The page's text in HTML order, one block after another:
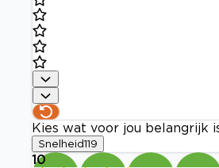
Kies wat voor jou belangrijk
Snelheid119
10